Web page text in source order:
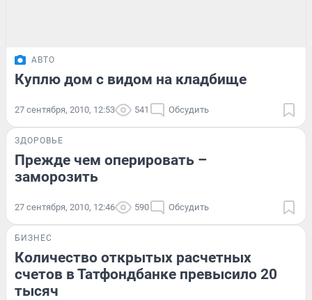
АВТО
Куплю дом с видом на кладбище
27 сентября, 2010, 12:53 541 Обсудить
ЗДОРОВЬЕ
Прежде чем оперировать –
заморозить
27 сентября, 2010, 12:46 590 Обсудить
БИЗНЕС
Количество открытых расчетных
счетов в Татфондбанке превысило 20
тысяч